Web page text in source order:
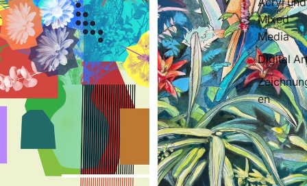
Mixed
Media
Digital
en